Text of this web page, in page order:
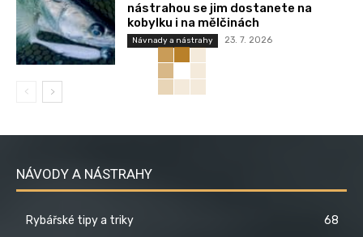
nástrahou se jim dostanete na
kobylku i na mělčinách
Návnady a nástrahy 23. 7. 2026
NÁVODY A NÁSTRAHY
Rybářské tipy a triky
68